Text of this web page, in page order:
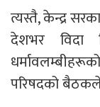
त्यस्तै, केन्द्र
देशभर विदा
परिषदको बैठकले